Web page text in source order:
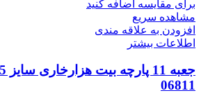
برای مقایسه اضافه کنید
مشاهده سریع
افزودن به علاقه مندی
اطلاعات بیشتر
06811